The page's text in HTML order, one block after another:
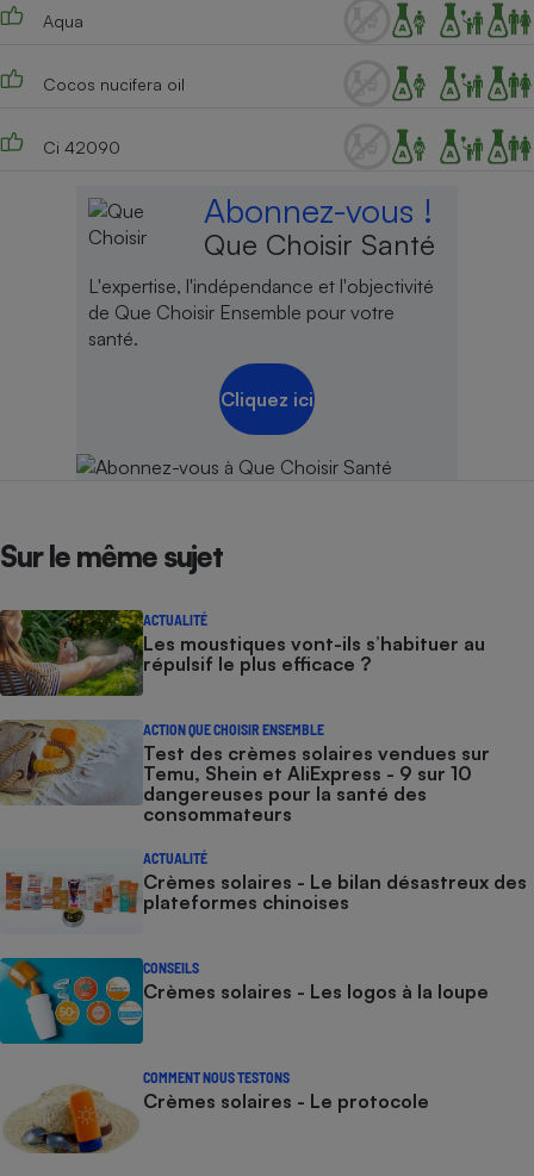
Aqua
Cocos nucifera oil
Ci 42090
Abonnez-vous !
Que Choisir Santé
L'expertise, l'indépendance et l'objectivité
de Que Choisir Ensemble pour votre
santé.
Cliquez ici
Sur le même sujet
ACTUALITÉ
Les moustiques vont-ils s’habituer au
répulsif le plus efficace ?
ACTION QUE CHOISIR ENSEMBLE
Test des crèmes solaires vendues sur
Temu, Shein et AliExpress - 9 sur 10
dangereuses pour la santé des
consommateurs
ACTUALITÉ
Crèmes solaires - Le bilan désastreux des
plateformes chinoises
CONSEILS
Crèmes solaires - Les logos à la loupe
COMMENT NOUS TESTONS
Crèmes solaires - Le protocole